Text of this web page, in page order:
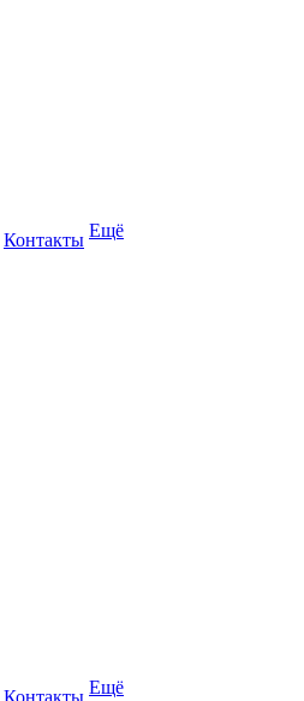
Контакты Ещё
Контакты Ещё